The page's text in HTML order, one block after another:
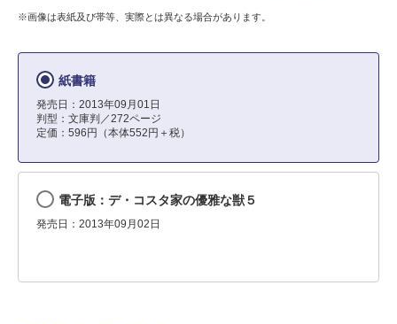
※画像は表紙及び帯等、実際とは異なる場合があります。
紙書籍
発売日：2013年09月01日
判型：文庫判／272ページ
定価：596円（本体552円＋税）
電子版：デ・コスタ家の優雅な獣５
発売日：2013年09月02日